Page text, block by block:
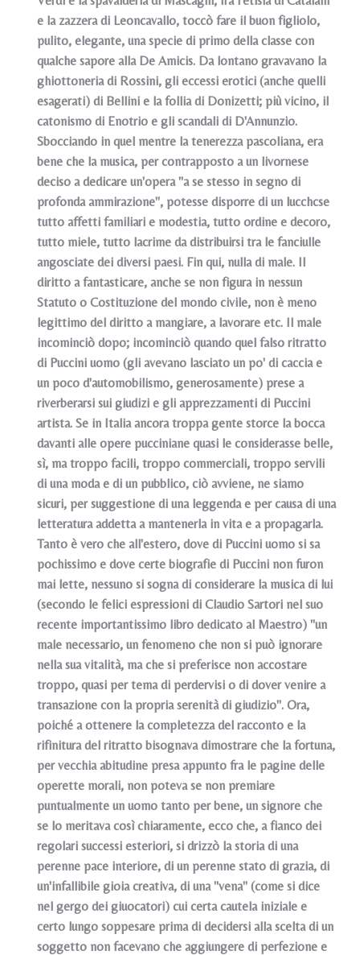
e la zazzera di Leoncavallo, toccò fare il buon figliolo,
pulito, elegante, una specie di primo della classe con
qualche sapore alla De Amicis. Da lontano gravavano la
ghiottoneria di Rossini, gli eccessi erotici (anche quelli
esagerati) di Bellini e la follia di Donizetti; più vicino, il
catonismo di Enotrio e gli scandali di D'Annunzio.
Sbocciando in quel mentre la tenerezza pascoliana, era
bene che la musica, per contrapposto a un livornese
deciso a dedicare un'opera "a se stesso in segno di
profonda ammirazione", potesse disporre di un lucchcse
tutto affetti familiari e modestia, tutto ordine e decoro,
tutto miele, tutto lacrime da distribuirsi tra le fanciulle
angosciate dei diversi paesi. Fin qui, nulla di male. Il
diritto a fantasticare, anche se non figura in nessun
Statuto o Costituzione del mondo civile, non è meno
legittimo del diritto a mangiare, a lavorare etc. Il male
incominciò dopo; incominciò quando quel falso ritratto
di Puccini uomo (gli avevano lasciato un po' di caccia e
un poco d'automobilismo, generosamente) prese a
riverberarsi sui giudizi e gli apprezzamenti di Puccini
artista. Se in Italia ancora troppa gente storce la bocca
davanti alle opere pucciniane quasi le considerasse belle,
sì, ma troppo facili, troppo commerciali, troppo servili
di una moda e di un pubblico, ciò avviene, ne siamo
sicuri, per suggestione di una leggenda e per causa di una
letteratura addetta a mantenerla in vita e a propagarla.
Tanto è vero che all'estero, dove di Puccini uomo si sa
pochissimo e dove certe biografie di Puccini non furon
mai lette, nessuno si sogna di considerare la musica di lui
(secondo le felici espressioni di Claudio Sartori nel suo
recente importantissimo libro dedicato al Maestro) "un
male necessario, un fenomeno che non si può ignorare
nella sua vitalità, ma che si preferisce non accostare
troppo, quasi per tema di perdervisi o di dover venire a
transazione con la propria serenità di giudizio". Ora,
poiché a ottenere la completezza del racconto e la
rifinitura del ritratto bisognava dimostrare che la fortuna,
per vecchia abitudine presa appunto fra le pagine delle
operette morali, non poteva se non premiare
puntualmente un uomo tanto per bene, un signore che
se lo meritava così chiaramente, ecco che, a fianco dei
regolari successi esteriori, si drizzò la storia di una
perenne pace interiore, di un perenne stato di grazia, di
un'infallibile gioia creativa, di una "vena" (come si dice
nel gergo dei giuocatori) cui certa cautela iniziale e
certo lungo soppesare prima di decidersi alla scelta di un
soggetto non facevano che aggiungere di perfezione e